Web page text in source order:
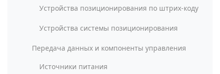
Устройства позиционирования по штрих-коду
Устройства системы позиционирования
Передача данных и компоненты управления
Источники питания